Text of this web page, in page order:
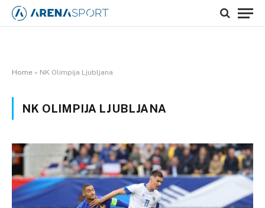
Home » NK Olimpija Ljubljana
NK OLIMPIJA LJUBLJANA